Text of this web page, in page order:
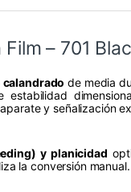
– 701
de media
estabilidad
y señalización
y planicidad
la conversión manual.